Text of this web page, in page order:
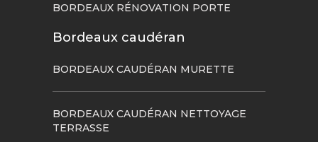
BORDEAUX RÉNOVATION PORTE
Bordeaux caudéran
BORDEAUX CAUDÉRAN MURETTE
BORDEAUX CAUDÉRAN NETTOYAGE
TERRASSE